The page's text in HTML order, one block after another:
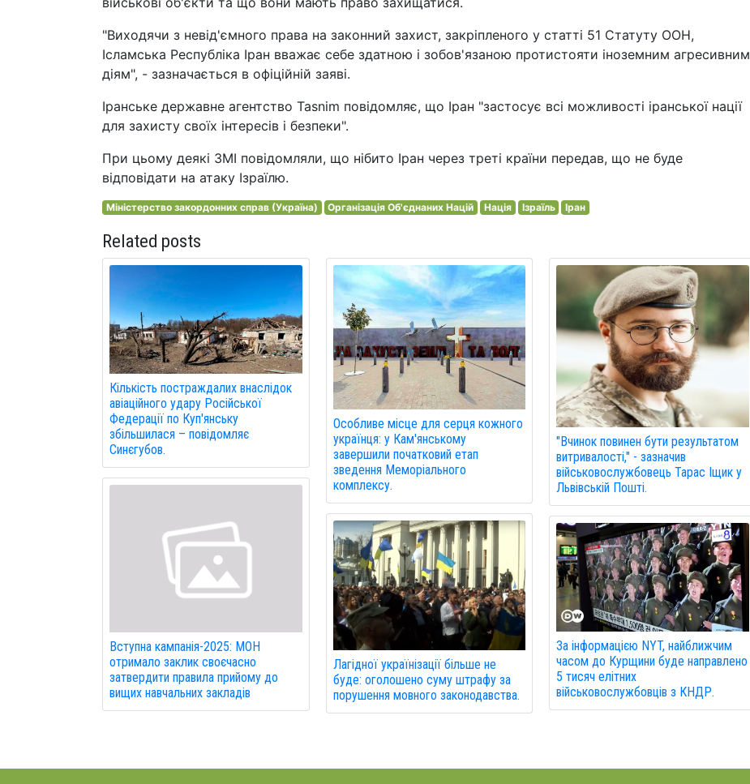
"Виходячи з невід'ємного права на законний захист, закріпленого у статті 51 Статуту ООН,
Ісламська Республіка Іран вважає себе здатною і зобов'язаною протистояти іноземним агресивним
діям", - зазначається в офіційній заяві.
Іранське державне агентство Tasnim повідомляє, що Іран "застосує всі можливості іранської нації
для захисту своїх інтересів і безпеки".
При цьому деякі ЗМІ повідомляли, що нібито Іран через треті країни передав, що не буде
відповідати на атаку Ізраїлю.
Міністерство закордонних справ (Україна) Організація Об'єднаних Націй Нація Ізраїль Іран
Related posts
Кількість постраждалих внаслідок
авіаційного удару Російської
Федерації по Куп'янську
збільшилася – повідомляє
Синєгубов.
Вступна кампанія-2025: МОН
отримало заклик своєчасно
затвердити правила прийому до
вищих навчальних закладів
Особливе місце для серця кожного
українця: у Кам'янському
завершили початковий етап
зведення Меморіального
комплексу.
Лагідної українізації більше не
буде: оголошено суму штрафу за
порушення мовного законодавства.
"Вчинок повинен бути результатом
витривалості," - зазначив
військовослужбовець Тарас Іщик у
Львівській Пошті.
За інформацією NYT, найближчим
часом до Курщини буде направлено
5 тисяч елітних
військовослужбовців з КНДР.